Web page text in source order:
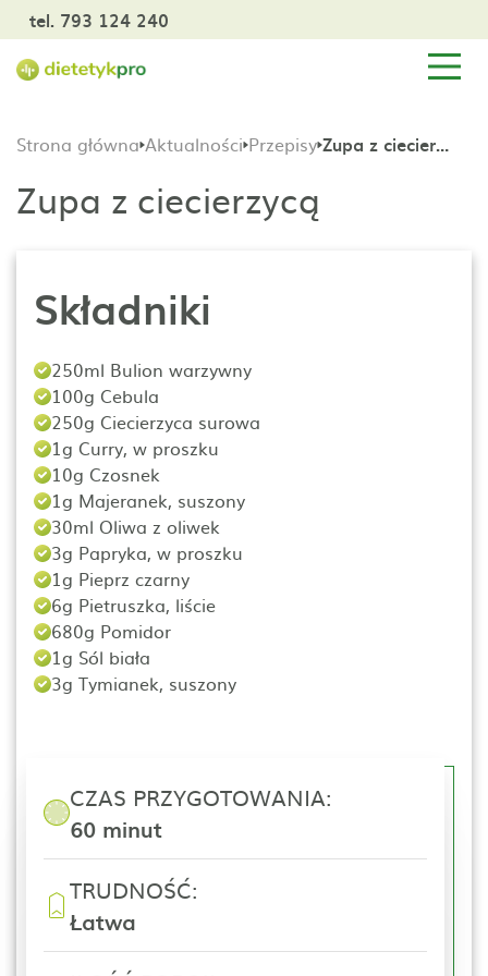
tel. 793 124 240
Strona główna Aktualności Przepisy Zupa z ciecierzycą
Zupa z ciecierzycą
Składniki
250ml Bulion warzywny
100g Cebula
250g Ciecierzyca surowa
1g Curry, w proszku
10g Czosnek
1g Majeranek, suszony
30ml Oliwa z oliwek
3g Papryka, w proszku
1g Pieprz czarny
6g Pietruszka, liście
680g Pomidor
1g Sól biała
3g Tymianek, suszony
CZAS PRZYGOTOWANIA:
60 minut
TRUDNOŚĆ:
Łatwa